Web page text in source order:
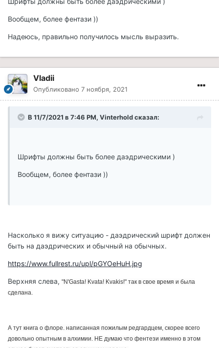
Вообщем, более фентази ))
Надеюсь, правильно получилось мысль выразить.
Vladii
Опубликовано 7 ноября, 2021
В 11/7/2021 в 7:46 PM, Vinterhold сказал:
Шрифты должны быть более даэдрическими )
Вообщем, более фентази ))
Насколько я вижу ситуацию - даэдрический шрифт должен
быть на даэдрических и обычный на обычных.
https://www.fullrest.ru/upl/pGYOeHuH.jpg
Верхняя слева, "N'Gasta! Kvata! Kvakis!" так в свое время и была
сделана.
А тут книга о флоре. написанная пожилым редгардцем, скорее всего
довольно опытным в алхимии. НЕ думаю что фентези именно в этом